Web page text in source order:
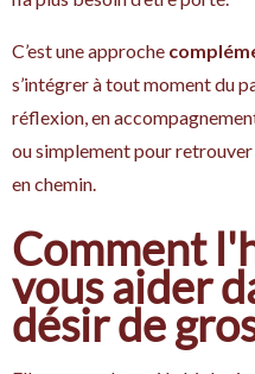
C’est une approche
s’intégrer à tout moment du
réflexion, en
ou simplement pour
en chemin.
Comment
vous aider
désir de